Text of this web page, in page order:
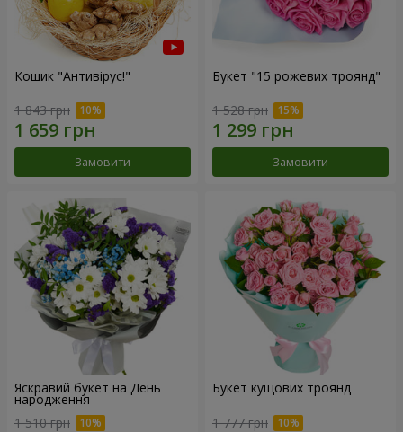
Кошик "Антивірус!"
1 843 грн
Замовити
Букет "15 рожевих троянд"
1 528 грн
Замовити
Яскравий букет на День
народження
1 510 грн
Букет кущових троянд
1 777 грн